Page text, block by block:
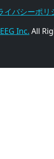
イバシーポリ
Inc. All